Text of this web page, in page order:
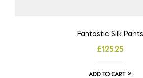
Fantastic Silk Pants
£125.25
ADD TO CART